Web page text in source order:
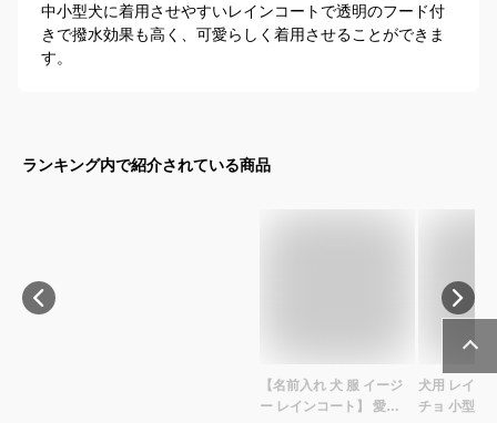
中小型犬に着用させやすいレインコートで透明のフード付
きで撥水効果も高く、可愛らしく着用させることができま
す。
ランキング内で紹介されている商品
【名前入れ 犬 服 イージ
ー レインコート】 愛犬
犬用 レイン
チョ 小型犬